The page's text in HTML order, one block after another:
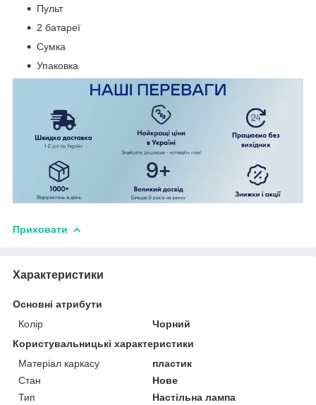
Пульт
2 батареї
Сумка
Упаковка
Приховати
Характеристики
Основні атрибути
Колір
Чорний
Користувальницькі характеристики
Матеріал каркасу
пластик
Стан
Нове
Тип
Настільна лампа